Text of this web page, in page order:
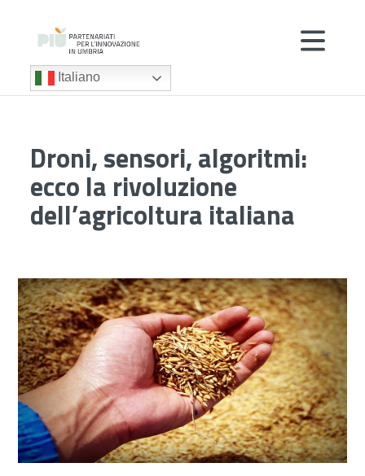
Italiano
Droni, sensori, algoritmi:
ecco la rivoluzione
dell’agricoltura italiana